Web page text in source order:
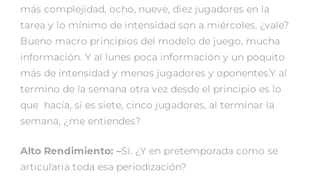
más complejidad, ocho, nueve, diez jugadores en la
tarea y lo mínimo de intensidad son a miércoles, ¿vale?
Bueno macro principios del modelo de juego, mucha
información. Y al lunes poca información y un poquito
más de intensidad y menos jugadores y oponentes.Y al
termino de la semana otra vez desde el principio es lo
que hacía, si es siete, cinco jugadores, al terminar la
semana, ¿me entiendes?
Alto Rendimiento: –Sí. ¿Y en pretemporada como se
articularia toda esa periodización?